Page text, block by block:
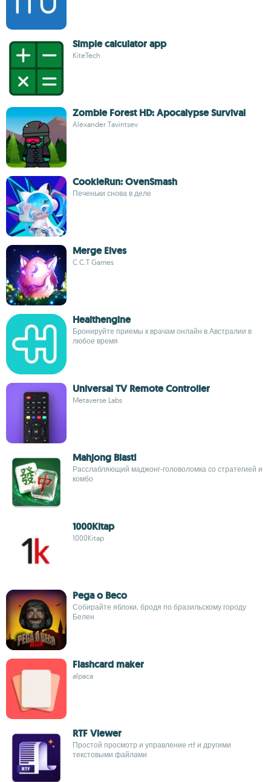
Simple calculator app
KiteTech
Zombie Forest HD: Apocalypse Survival
Alexander Tavintsev
CookieRun: OvenSmash
Печеньки снова в деле
Merge Elves
C.C.T Games
Healthengine
Бронируйте приемы к врачам онлайн в Австралии в
любое время
Universal TV Remote Controller
Metaverse Labs
Mahjong Blast!
Расслабляющий маджонг-головоломка со стратегией и
комбо
1000Kitap
1000Kitap
Pega o Beco
Собирайте яблоки, бродя по бразильскому городу
Белен
Flashcard maker
alpaca
RTF Viewer
Простой просмотр и управление rtf и другими
текстовыми файлами